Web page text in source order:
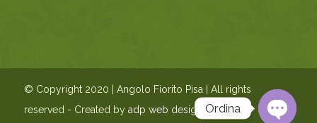
© Copyright 2020 | Angolo Fiorito Pisa | All rights
reserved - Created byadp web design Ordina